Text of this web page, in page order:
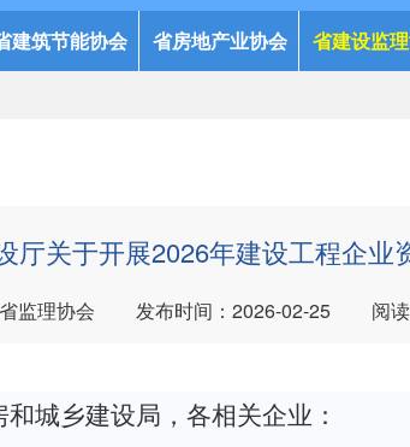
建筑节能协会 省房地产业协会 省建设监
厅关于开展2026年建设工程企业
监理协会 发布时间：2026-02-25 阅
城乡建设局， 各相关企业：